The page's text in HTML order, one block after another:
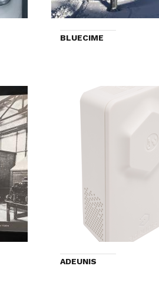
BLUECIME
ADEUNIS